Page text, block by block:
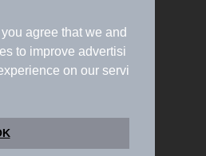
agree that we and
to improve advertisi
on our servi
請求）
広告出稿のご案内
スタイルMEMBERS+規約
く表記
ヘルプ
採用情報